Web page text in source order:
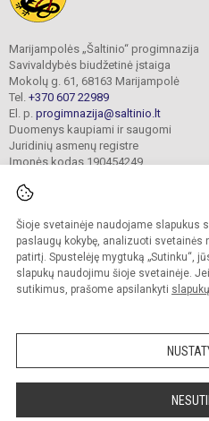
Šioje svetainėje naudojame slapukus
paslaugų kokybę, analizuoti
patirtį. Spustelėję mygtuką „Sutinku“,
slapukų naudojimu šioje svetainėje.
sutikimus, prašome apsilankyti
Marijampolės „Šaltinio“ progimnazija
Savivaldybės biudžetinė įstaiga
Mokolų g. 61, 68163 Marijampolė
Tel. +370 607 22989
El. p. progimnazija@saltinio.lt
Duomenys kaupiami ir saugomi
Juridinių asmenų registre
Įmonės kodas 190454249
© 2024. Marijampolės „Šaltinio“
Kopijuoti turinį be raštiško
Prieinamumo paraiška
Sumanus būdas atnaujinti